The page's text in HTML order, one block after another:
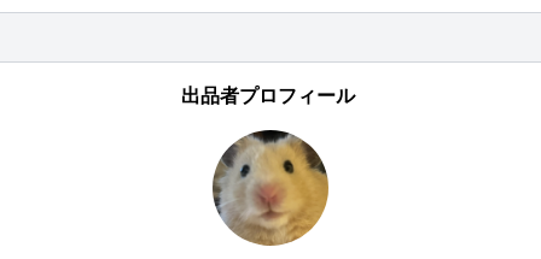
出品者プロフィール